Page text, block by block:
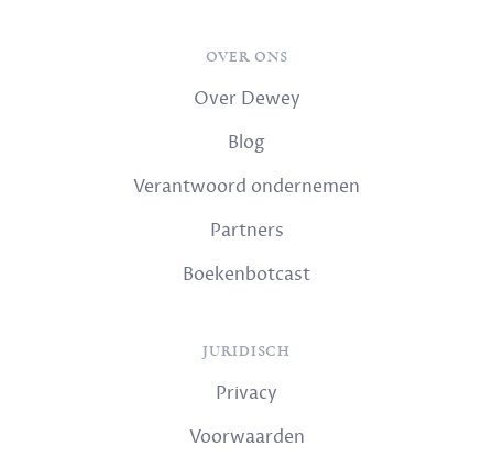
OVER ONS
Over Dewey
Blog
Verantwoord ondernemen
Partners
Boekenbotcast
JURIDISCH
Privacy
Voorwaarden